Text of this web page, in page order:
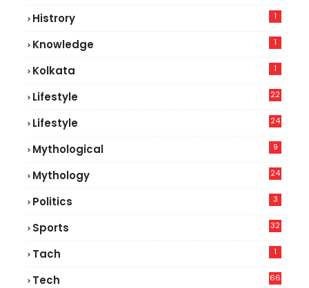
Histrory 1
Knowledge 1
Kolkata 1
Lifestyle
22
Lifestyle
24
Mythological 9
Mythology 24
Politics 3
Sports 32
Tach 1
Tech
66